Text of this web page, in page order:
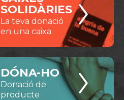
SOLIDÀRIES
La teva donació
en una caixa
DÓNA-HO
Donació de
producte